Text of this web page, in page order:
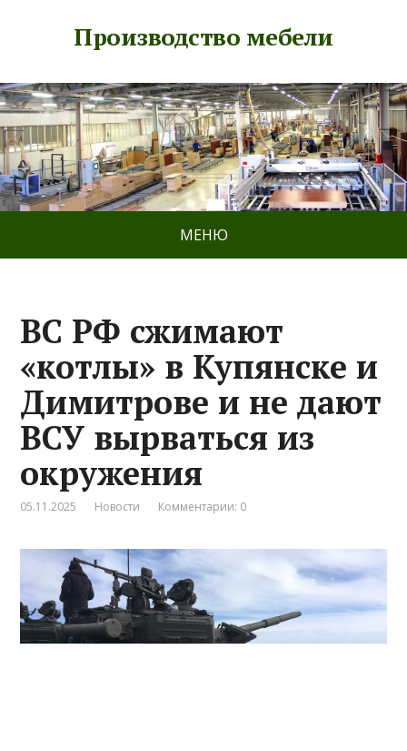
Производство мебели
МЕНЮ
ВС РФ сжимают
«котлы» в Купянске и
Димитрове и не дают
ВСУ вырваться из
окружения
05.11.2025 Новости Комментарии: 0